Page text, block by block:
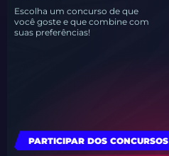
Escolha um concurso de que
você goste e que combine com
suas preferências!
PARTICIPAR DOS CONCURSOS